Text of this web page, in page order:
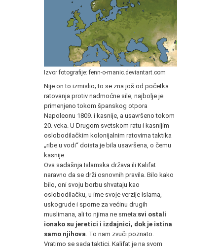
Izvor fotografije: fenn-o-manic.deviantart.com
Nije on to izmislio; to se zna još od početka
ratovanja protiv nadmoćne sile, najbolje je
primenjeno tokom španskog otpora
Napoleonu 1809. i kasnije, a usavršeno tokom
20. veka. U Drugom svetskom ratu i kasnijim
oslobodilačkim kolonijalnim ratovima taktika
„ribe u vodi“ doista je bila usavršena, o čemu
kasnije.
Ova sadašnja Islamska država ili Kalifat
naravno da se drži osnovnih pravila. Bilo kako
bilo, oni svoju borbu shvataju kao
oslobodilačku, u ime svoje verzije Islama,
uskogrude i sporne za većinu drugih
muslimana, ali to njima ne smeta:svi ostali
ionako su jeretici i izdajnici, dok je istina
samo njihova . To nam zvuči poznato.
Vratimo se sada taktici. Kalifat je na svom